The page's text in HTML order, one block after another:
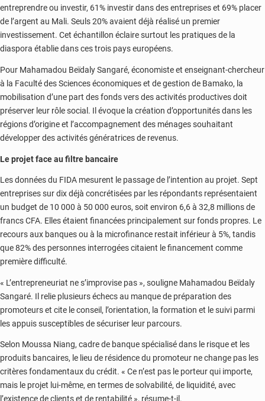
entreprendre ou investir, 61% investir dans des entreprises et 69% placer
de l’argent au Mali. Seuls 20% avaient déjà réalisé un premier
investissement. Cet échantillon éclaire surtout les pratiques de la
diaspora établie dans ces trois pays européens.
Pour Mahamadou Beïdaly Sangaré, économiste et enseignant-chercheur
à la Faculté des Sciences économiques et de gestion de Bamako, la
mobilisation d’une part des fonds vers des activités productives doit
préserver leur rôle social. Il évoque la création d’opportunités dans les
régions d’origine et l’accompagnement des ménages souhaitant
développer des activités génératrices de revenus.
Le projet face au filtre bancaire
Les données du FIDA mesurent le passage de l’intention au projet. Sept
entreprises sur dix déjà concrétisées par les répondants représentaient
un budget de 10 000 à 50 000 euros, soit environ 6,6 à 32,8 millions de
francs CFA. Elles étaient financées principalement sur fonds propres. Le
recours aux banques ou à la microfinance restait inférieur à 5%, tandis
que 82% des personnes interrogées citaient le financement comme
première difficulté.
« L’entrepreneuriat ne s’improvise pas », souligne Mahamadou Beïdaly
Sangaré. Il relie plusieurs échecs au manque de préparation des
promoteurs et cite le conseil, l’orientation, la formation et le suivi parmi
les appuis susceptibles de sécuriser leur parcours.
Selon Moussa Niang, cadre de banque spécialisé dans le risque et les
produits bancaires, le lieu de résidence du promoteur ne change pas les
critères fondamentaux du crédit. « Ce n’est pas le porteur qui importe,
mais le projet lui-même, en termes de solvabilité, de liquidité, avec
l’existence de clients et de rentabilité », résume-t-il.